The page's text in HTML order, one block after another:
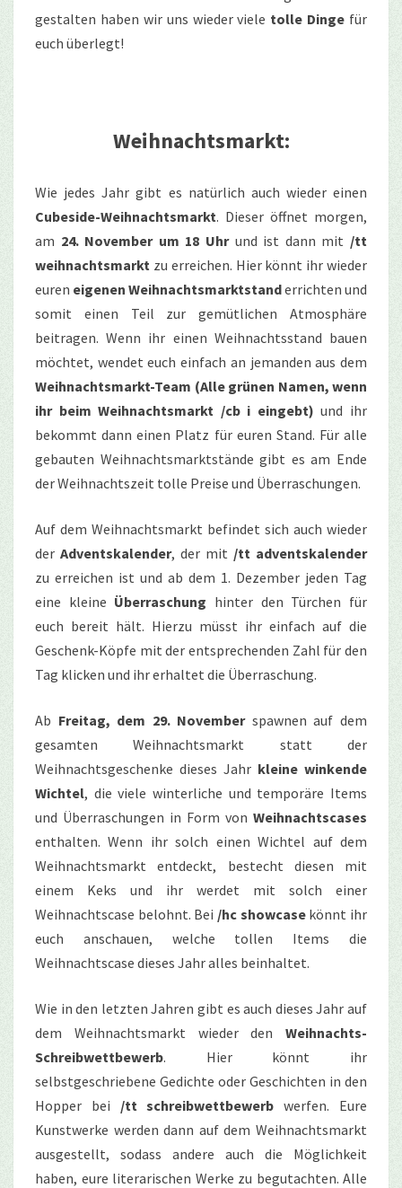
gestalten haben wir uns wieder viele tolle Dinge für
euch überlegt!
Weihnachtsmarkt:
Wie jedes Jahr gibt es natürlich auch wieder einen
Cubeside-Weihnachtsmarkt. Dieser öffnet morgen,
am 24. November um 18 Uhrund ist dann mit /tt
weihnachtsmarkt zu erreichen. Hier könnt ihr wieder
euren eigenen Weihnachtsmarktstanderrichten und
somit einen Teil zur gemütlichen Atmosphäre
beitragen. Wenn ihr einen Weihnachtsstand bauen
möchtet, wendet euch einfach an jemanden aus dem
Weihnachtsmarkt-Team (Alle grünen Namen, wenn
ihr beim Weihnachtsmarkt /cb i eingebt) und ihr
bekommt dann einen Platz für euren Stand. Für alle
gebauten Weihnachtsmarktstände gibt es am Ende
der Weihnachtszeit tolle Preise und Überraschungen.
Auf dem Weihnachtsmarkt befindet sich auch wieder
der Adventskalender, der mit /tt adventskalender
zu erreichen ist und ab dem 1. Dezember jeden Tag
eine kleine Überraschung hinter den Türchen für
euch bereit hält. Hierzu müsst ihr einfach auf die
Geschenk-Köpfe mit der entsprechenden Zahl für den
Tag klicken und ihr erhaltet die Überraschung.
Ab Freitag, dem 29. Novemberspawnen auf dem
gesamten Weihnachtsmarkt statt der
Weihnachtsgeschenke dieses Jahr kleine winkende
Wichtel, die viele winterliche und temporäre Items
und Überraschungen in Form von Weihnachtscases
enthalten. Wenn ihr solch einen Wichtel auf dem
Weihnachtsmarkt entdeckt, bestecht diesen mit
einem Keks und ihr werdet mit solch einer
Weihnachtscase belohnt. Bei /hc showcasekönnt ihr
euch anschauen, welche tollen Items die
Weihnachtscase dieses Jahr alles beinhaltet.
Wie in den letzten Jahren gibt es auch dieses Jahr auf
dem Weihnachtsmarkt wieder den Weihnachts-
Schreibwettbewerb. Hier könnt ihr
selbstgeschriebene Gedichte oder Geschichten in den
Hopper bei /tt schreibwettbewerb werfen. Eure
Kunstwerke werden dann auf dem Weihnachtsmarkt
ausgestellt, sodass andere auch die Möglichkeit
haben, eure literarischen Werke zu begutachten. Alle